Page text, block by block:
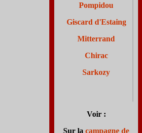
Pompidou
Giscard d'Estaing
Mitterrand
Chirac
Sarkozy
Voir :
Sur la campagne de